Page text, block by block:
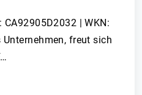
CA92905D2032 | WKN:
freut sich